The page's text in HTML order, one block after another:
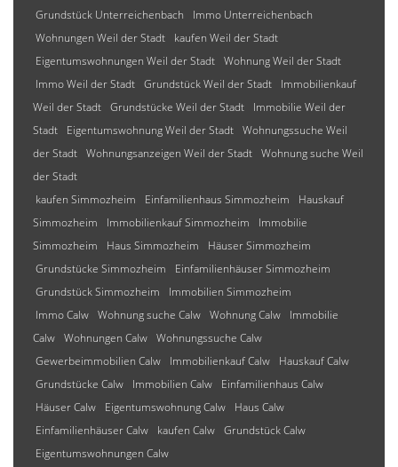
Grundstück Unterreichenbach
Immo Unterreichenbach
Wohnungen Weil der Stadt
kaufen Weil der Stadt
Eigentumswohnungen Weil der Stadt Wohnung Weil der Stadt
Immo Weil der Stadt Grundstück Weil der Stadt
Immobilienkauf
Weil der Stadt Grundstücke Weil der Stadt
Immobilie Weil der
Stadt
Eigentumswohnung Weil der Stadt Wohnungssuche Weil
der Stadt Wohnungsanzeigen Weil der Stadt Wohnung suche Weil
der Stadt
kaufen Simmozheim
Einfamilienhaus Simmozheim
Hauskauf
Simmozheim
Immobilienkauf Simmozheim
Immobilie
Simmozheim
Haus Simmozheim
Häuser Simmozheim
Grundstücke Simmozheim
Einfamilienhäuser Simmozheim
Grundstück Simmozheim
Immobilien Simmozheim
Immo Calw Wohnung suche Calw Wohnung Calw
Immobilie
Calw Wohnungen Calw Wohnungssuche Calw
Gewerbeimmobilien Calw
Immobilienkauf Calw
Hauskauf Calw
Grundstücke Calw
Immobilien Calw
Einfamilienhaus Calw
Häuser Calw
Eigentumswohnung Calw
Haus Calw
Einfamilienhäuser Calw
kaufen Calw Grundstück Calw
Eigentumswohnungen Calw